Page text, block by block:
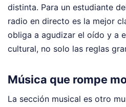
distinta. Para un estudiante
radio en directo es la mejor
obliga a agudizar el oído y a
cultural, no solo las reglas
Música que rompe
La sección musical es otro